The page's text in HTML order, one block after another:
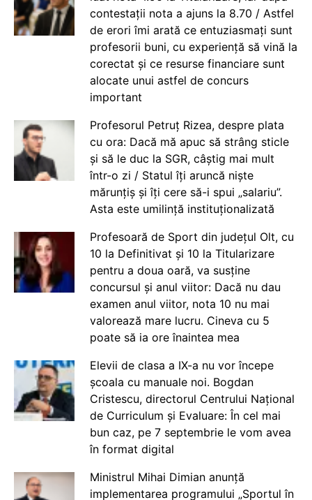
contestații nota a ajuns la 8.70 / Astfel
de erori îmi arată ce entuziasmați sunt
profesorii buni, cu experiență să vină la
corectat și ce resurse financiare sunt
alocate unui astfel de concurs
important
Profesorul Petruț Rizea, despre plata
cu ora: Dacă mă apuc să strâng sticle
și să le duc la SGR, câștig mai mult
într-o zi / Statul îți aruncă niște
mărunțiș și îți cere să-i spui „salariu”.
Asta este umilință instituționalizată
Profesoară de Sport din județul Olt, cu
10 la Definitivat și 10 la Titularizare
pentru a doua oară, va susține
concursul și anul viitor: Dacă nu dau
examen anul viitor, nota 10 nu mai
valorează mare lucru. Cineva cu 5
poate să ia ore înaintea mea
Elevii de clasa a IX-a nu vor începe
școala cu manuale noi. Bogdan
Cristescu, directorul Centrului Național
de Curriculum și Evaluare: În cel mai
bun caz, pe 7 septembrie le vom avea
în format digital
Ministrul Mihai Dimian anunță
implementarea programului „Sportul în